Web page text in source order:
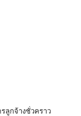
ลูกจ้างชั่วคราว